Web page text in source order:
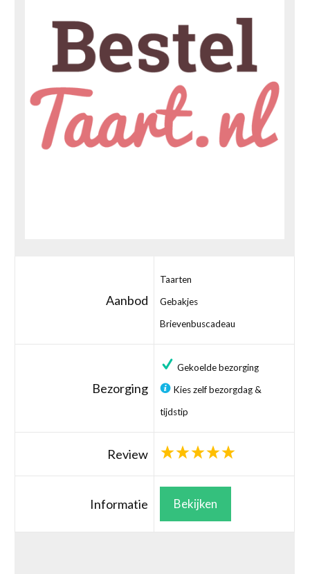
Aanbod
Taarten
Gebakjes
Brievenbuscadeau
Bezorging
Gekoelde bezorging
Kies zelf bezorgdag &
tijdstip
Review
Informatie Bekijken